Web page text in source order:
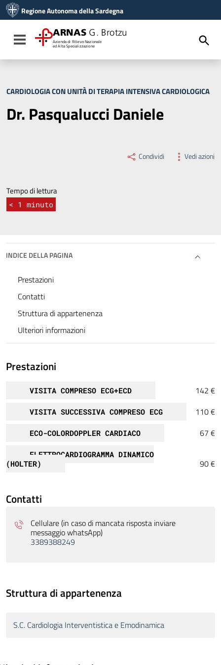
Vai al menu di navigazione
Vai al footer
Regione Autonoma della Sardegna
Toggle navigation
ARNAS G. Brotzu
Azienda di Rilievo Nazionale
ed Alta Specializzazione
CARDIOLOGIA CON UNITÀ DI TERAPIA INTENSIVA CARDIOLOGICA
Dr. Pasqualucci Daniele
Condividi Vedi azioni
Tempo di lettura
< 1 minuto
INDICE DELLA PAGINA
Prestazioni
Contatti
Struttura di appartenenza
Ulteriori informazioni
Prestazioni
VISITA COMPRESO ECG+ECD 142 €
VISITA SUCCESSIVA COMPRESO ECG 110 €
ECO-COLORDOPPLER CARDIACO 67 €
ELETTROCARDIOGRAMMA DINAMICO
(HOLTER)
90 €
Contatti
Cellulare (in caso di mancata risposta inviare
messaggio whatsApp)
3389388249
Struttura di appartenenza
S.C. Cardiologia Interventistica e Emodinamica